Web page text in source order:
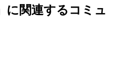
に関連するコミュ